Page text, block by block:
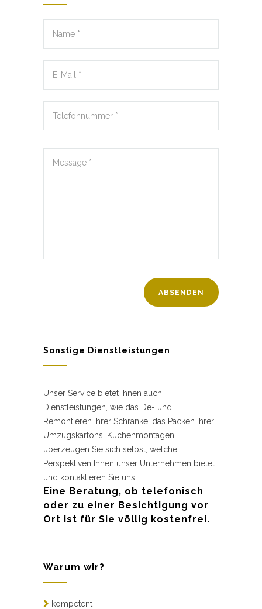
Sonstige Dienstleistungen
Unser Service bietet Ihnen auch
Dienstleistungen, wie das De- und
Remontieren Ihrer Schränke, das Packen Ihrer
Umzugskartons, Küchenmontagen.
überzeugen Sie sich selbst, welche
Perspektiven Ihnen unser Unternehmen bietet
und kontaktieren Sie uns.
Eine Beratung, ob telefonisch
oder zu einer Besichtigung vor
Ort ist für Sie völlig kostenfrei.
Warum wir?
kompetent